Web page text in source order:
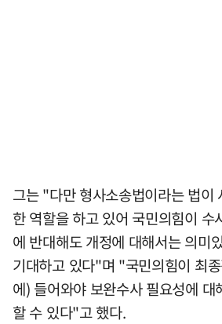
그는 "다만 형사소송법이라는 법이
한 역할을 하고 있어 국민의힘이 수
에 반대해도 개정에 대해서는 의미
기대하고 있다"며 "국민의힘이 최
에) 들어와야 보완수사 필요성에 대
할 수 있다"고 했다.